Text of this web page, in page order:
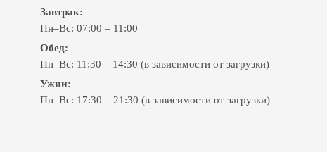
Завтрак:
Пн–Вс: 07:00 – 11:00
Обед:
Пн–Вс: 11:30 – 14:30 (в зависимости от загрузки)
Ужин:
Пн–Вс: 17:30 – 21:30 (в зависимости от загрузки)